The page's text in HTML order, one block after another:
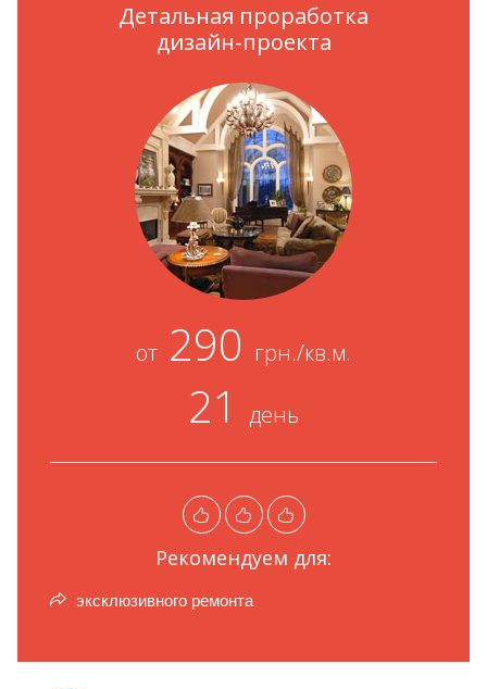
Детальная проработка
дизайн-проекта
от 290 грн./кв.м.
21 день
Рекомендуем для:
эксклюзивного ремонта